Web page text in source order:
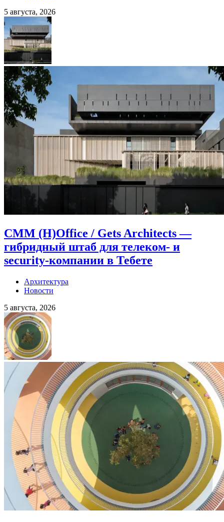
5 августа, 2026
CMM (H)Office / Gets Architects —
гибридный штаб для телеком- и
security-компании в Тебете
Архитектура
Новости
5 августа, 2026